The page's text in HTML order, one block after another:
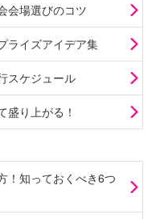
会場選びのコツ
ライズアイデア集
スケジュール
盛り上がる！
！知っておくべき6つ